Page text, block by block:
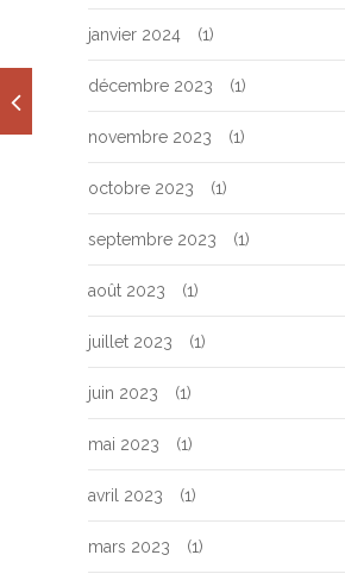
janvier 2024 (1)
décembre 2023 (1)
novembre 2023 (1)
octobre 2023 (1)
septembre 2023 (1)
août 2023 (1)
juillet 2023 (1)
juin 2023 (1)
mai 2023 (1)
avril 2023 (1)
mars 2023 (1)